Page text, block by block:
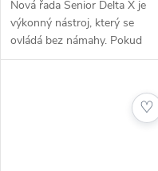
Nová řada Senior Delta X je
výkonný nástroj, který se
ovládá bez námahy. Pokud
máte nízkou rychlost švihu,
Fujicura vám pokaždé vytvoří
♡